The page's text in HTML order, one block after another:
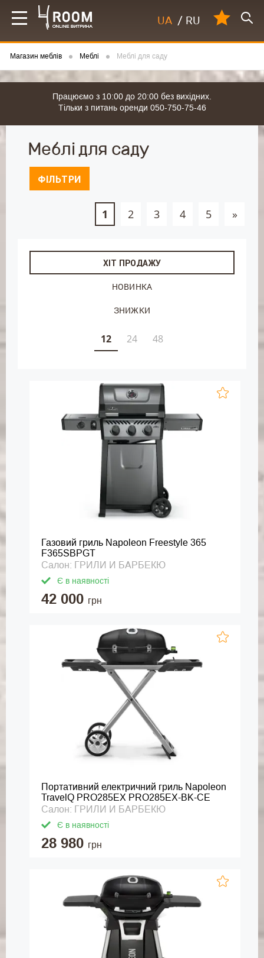
UA / RU
Магазин меблів Меблі Меблі для саду
Працюємо з 10:00 до 20:00 без вихідних.
Тільки з питань оренди 050-750-75-46
Меблі для саду
ФІЛЬТРИ
1 2 3 4 5 »
ХІТ ПРОДАЖУ
НОВИНКА
ЗНИЖКИ
12 24 48
Газовий гриль Napoleon Freestyle 365
F365SBPGT
Салон: ГРИЛИ И БАРБЕКЮ
Є в наявності
42 000 грн
Портативний електричний гриль Napoleon
TravelQ PRO285EX PRO285EX-BK-CE
Салон: ГРИЛИ И БАРБЕКЮ
Є в наявності
28 980 грн